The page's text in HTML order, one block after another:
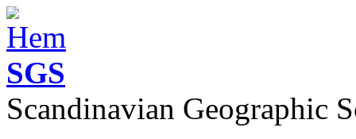
Hoppa till huvudinnehåll
SGS
Scandinavian Geographic